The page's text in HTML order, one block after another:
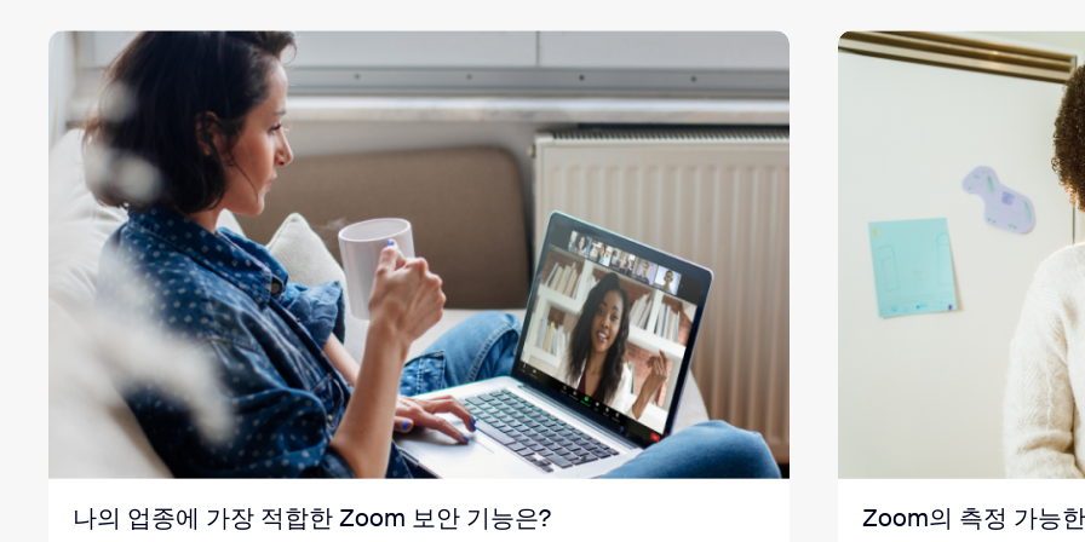
나의 업종에 가장 적합한 Zoom 보안 기능은? Zoom의 측정 가능